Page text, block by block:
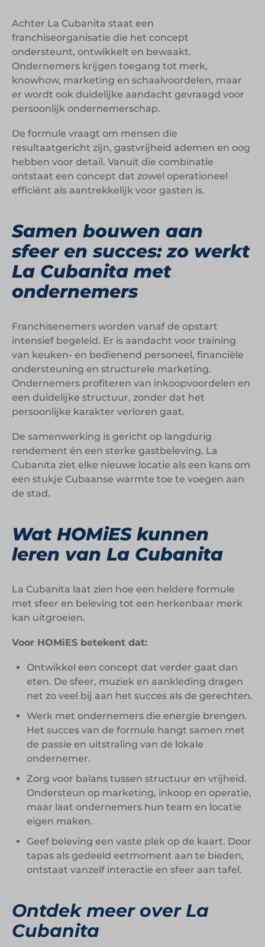
Achter La Cubanita staat een
franchiseorganisatie die het concept
ondersteunt, ontwikkelt en bewaakt.
Ondernemers krijgen toegang tot merk,
knowhow, marketing en schaalvoordelen, maar
er wordt ook duidelijke aandacht gevraagd voor
persoonlijk ondernemerschap.
De formule vraagt om mensen die
resultaatgericht zijn, gastvrijheid ademen en oog
hebben voor detail. Vanuit die combinatie
ontstaat een concept dat zowel operationeel
efficiënt als aantrekkelijk voor gasten is.
Samen bouwen aan
sfeer en succes: zo werkt
La Cubanita met
ondernemers
Franchisenemers worden vanaf de opstart
intensief begeleid. Er is aandacht voor training
van keuken- en bedienend personeel, financiële
ondersteuning en structurele marketing.
Ondernemers profiteren van inkoopvoordelen en
een duidelijke structuur, zonder dat het
persoonlijke karakter verloren gaat.
De samenwerking is gericht op langdurig
rendement én een sterke gastbeleving. La
Cubanita ziet elke nieuwe locatie als een kans om
een stukje Cubaanse warmte toe te voegen aan
de stad.
Wat HOMiES kunnen
leren van La Cubanita
La Cubanita laat zien hoe een heldere formule
met sfeer en beleving tot een herkenbaar merk
kan uitgroeien.
Voor HOMiES betekent dat:
Ontwikkel een concept dat verder gaat dan
eten. De sfeer, muziek en aankleding dragen
net zo veel bij aan het succes als de gerechten.
Werk met ondernemers die energie brengen.
Het succes van de formule hangt samen met
de passie en uitstraling van de lokale
ondernemer.
Zorg voor balans tussen structuur en vrijheid.
Ondersteun op marketing, inkoop en operatie,
maar laat ondernemers hun team en locatie
eigen maken.
Geef beleving een vaste plek op de kaart. Door
tapas als gedeeld eetmoment aan te bieden,
ontstaat vanzelf interactie en sfeer aan tafel.
Ontdek meer over La
Cubanita